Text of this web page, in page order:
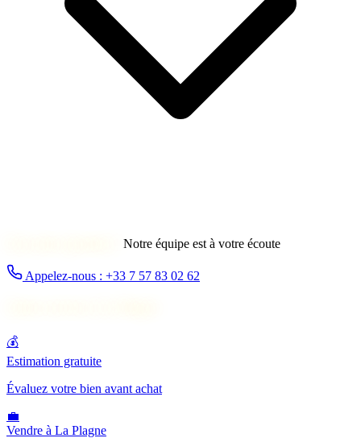
Notre équipe est à votre écoute
Appelez-nous : +33 7 57 83 02 62
💰
Estimation gratuite
Évaluez votre bien avant achat
💼
Vendre à La Plagne